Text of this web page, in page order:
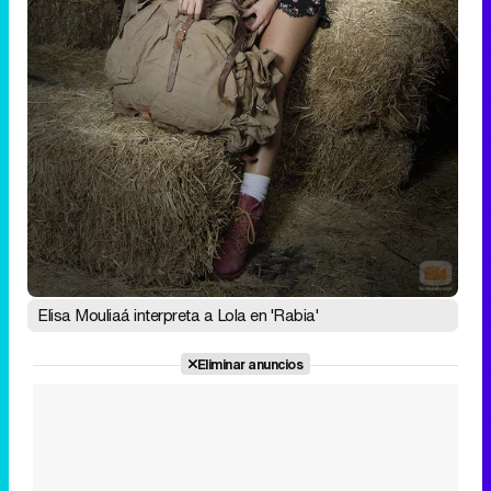
Tráiler de la tercera temporada de 'The Walking Dead: Dead City' de AMC+
Canción ganadora de Eurovisión 2026: DARA con "Bangaranga" por Bulgaria
Elisa Mouliaá interpreta a Lola en 'Rabia'
Eliminar anuncios